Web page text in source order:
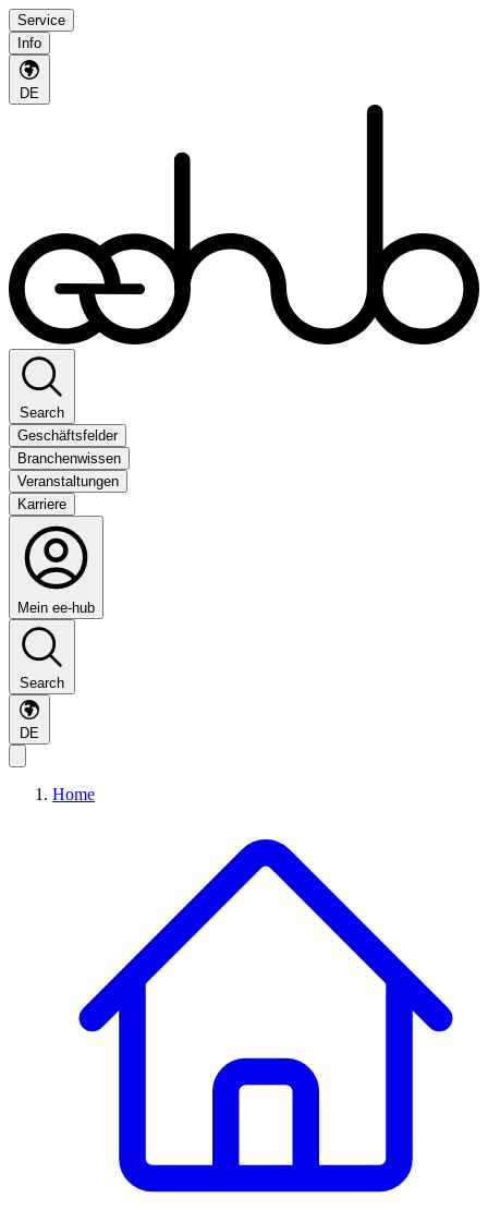
Service
Info
DE
Search
Geschäftsfelder
Branchenwissen
Veranstaltungen
Karriere
Mein ee-hub
Search
DE
Home